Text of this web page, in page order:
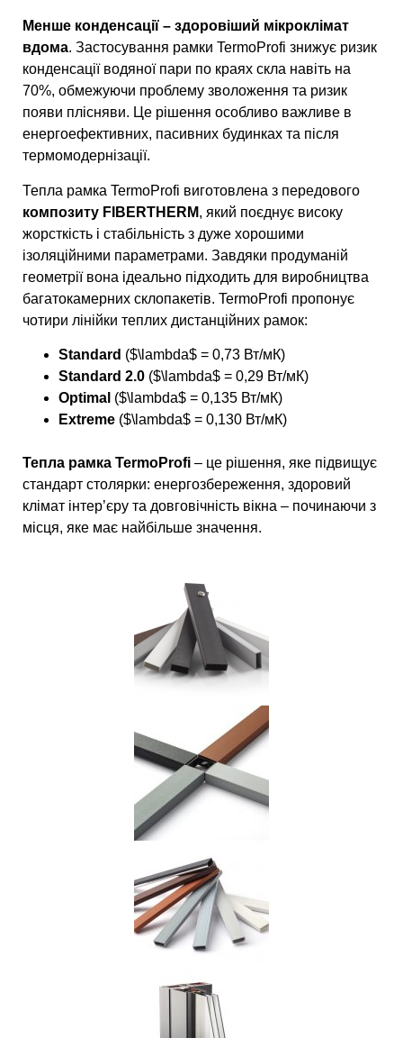
Менше конденсації – здоровіший мікроклімат
вдома. Застосування рамки TermoProfi знижує ризик
конденсації водяної пари по краях скла навіть на
70%, обмежуючи проблему зволоження та ризик
появи плісняви. Це рішення особливо важливе в
енергоефективних, пасивних будинках та після
термомодернізації.
Тепла рамка TermoProfi виготовлена з передового
композиту FIBERTHERM, який поєднує високу
жорсткість і стабільність з дуже хорошими
ізоляційними параметрами. Завдяки продуманій
геометрії вона ідеально підходить для виробництва
багатокамерних склопакетів. TermoProfi пропонує
чотири лінійки теплих дистанційних рамок:
Standard ($\lambda$ = 0,73 Вт/мК)
Standard 2.0 ($\lambda$ = 0,29 Вт/мК)
Optimal ($\lambda$ = 0,135 Вт/мК)
Extreme ($\lambda$ = 0,130 Вт/мК)
Тепла рамка TermoProfi – це рішення, яке підвищує
стандарт столярки: енергозбереження, здоровий
клімат інтер’єру та довговічність вікна – починаючи з
місця, яке має найбільше значення.